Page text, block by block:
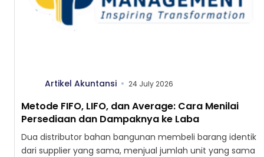
Artikel Akuntansi 24 July 2026
Metode FIFO, LIFO, dan Average: Cara Menilai
Persediaan dan Dampaknya ke Laba
Dua distributor bahan bangunan membeli barang identik
dari supplier yang sama, menjual jumlah unit yang sama